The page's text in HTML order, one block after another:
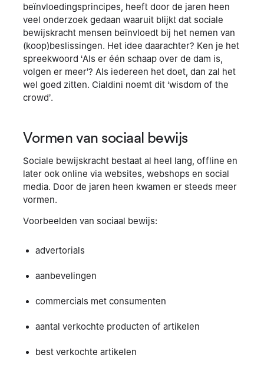
beïnvloedingsprincipes, heeft door de jaren heen
veel onderzoek gedaan waaruit blijkt dat sociale
bewijskracht mensen beïnvloedt bij het nemen van
(koop)beslissingen. Het idee daarachter? Ken je het
spreekwoord ‘Als er één schaap over de dam is,
volgen er meer’? Als iedereen het doet, dan zal het
wel goed zitten. Cialdini noemt dit ‘wisdom of the
crowd’.
Vormen van sociaal bewijs
Sociale bewijskracht bestaat al heel lang, offline en
later ook online via websites, webshops en social
media. Door de jaren heen kwamen er steeds meer
vormen.
Voorbeelden van sociaal bewijs:
advertorials
aanbevelingen
commercials met consumenten
aantal verkochte producten of artikelen
best verkochte artikelen